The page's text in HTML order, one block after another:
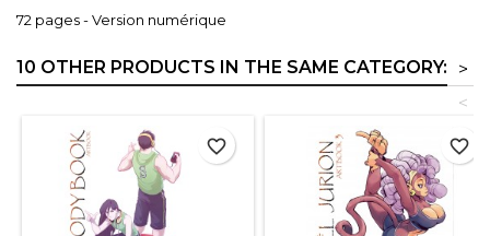
72 pages - Version numérique
10 OTHER PRODUCTS IN THE SAME CATEGORY:
>
<
favorite_border favorite_border